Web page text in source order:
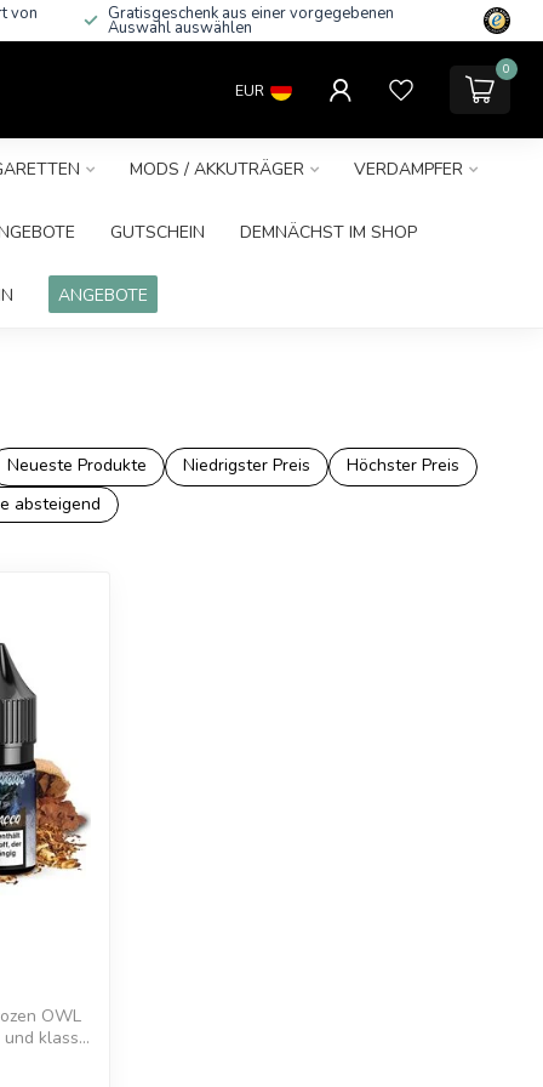
von Gratisgeschenk aus einer vorgegebenen
Auswahl auswählen
EUR
0
MODS / AKKUTRÄGER VERDAMPFER
GUTSCHEIN DEMNÄCHST IM SHOP
ANGEBOTE
Neueste Produkte Niedrigster Preis
Höchster Preis
absteigend
OWL
klass...